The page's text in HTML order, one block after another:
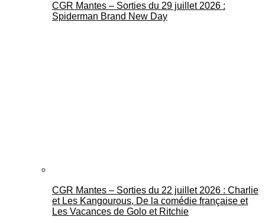
CGR Mantes – Sorties du 29 juillet 2026 :
Spiderman Brand New Day
CGR Mantes – Sorties du 22 juillet 2026 : Charlie
et Les Kangourous, De la comédie française et
Les Vacances de Golo et Ritchie